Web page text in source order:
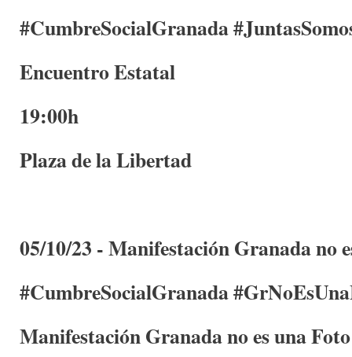
#CumbreSocialGranada
Encuentro Estatal
19:00h
Plaza de la Libertad
05/10/23 - Manifestación Granada no
#CumbreSocialGranada
Manifestación Granada no es una Foto